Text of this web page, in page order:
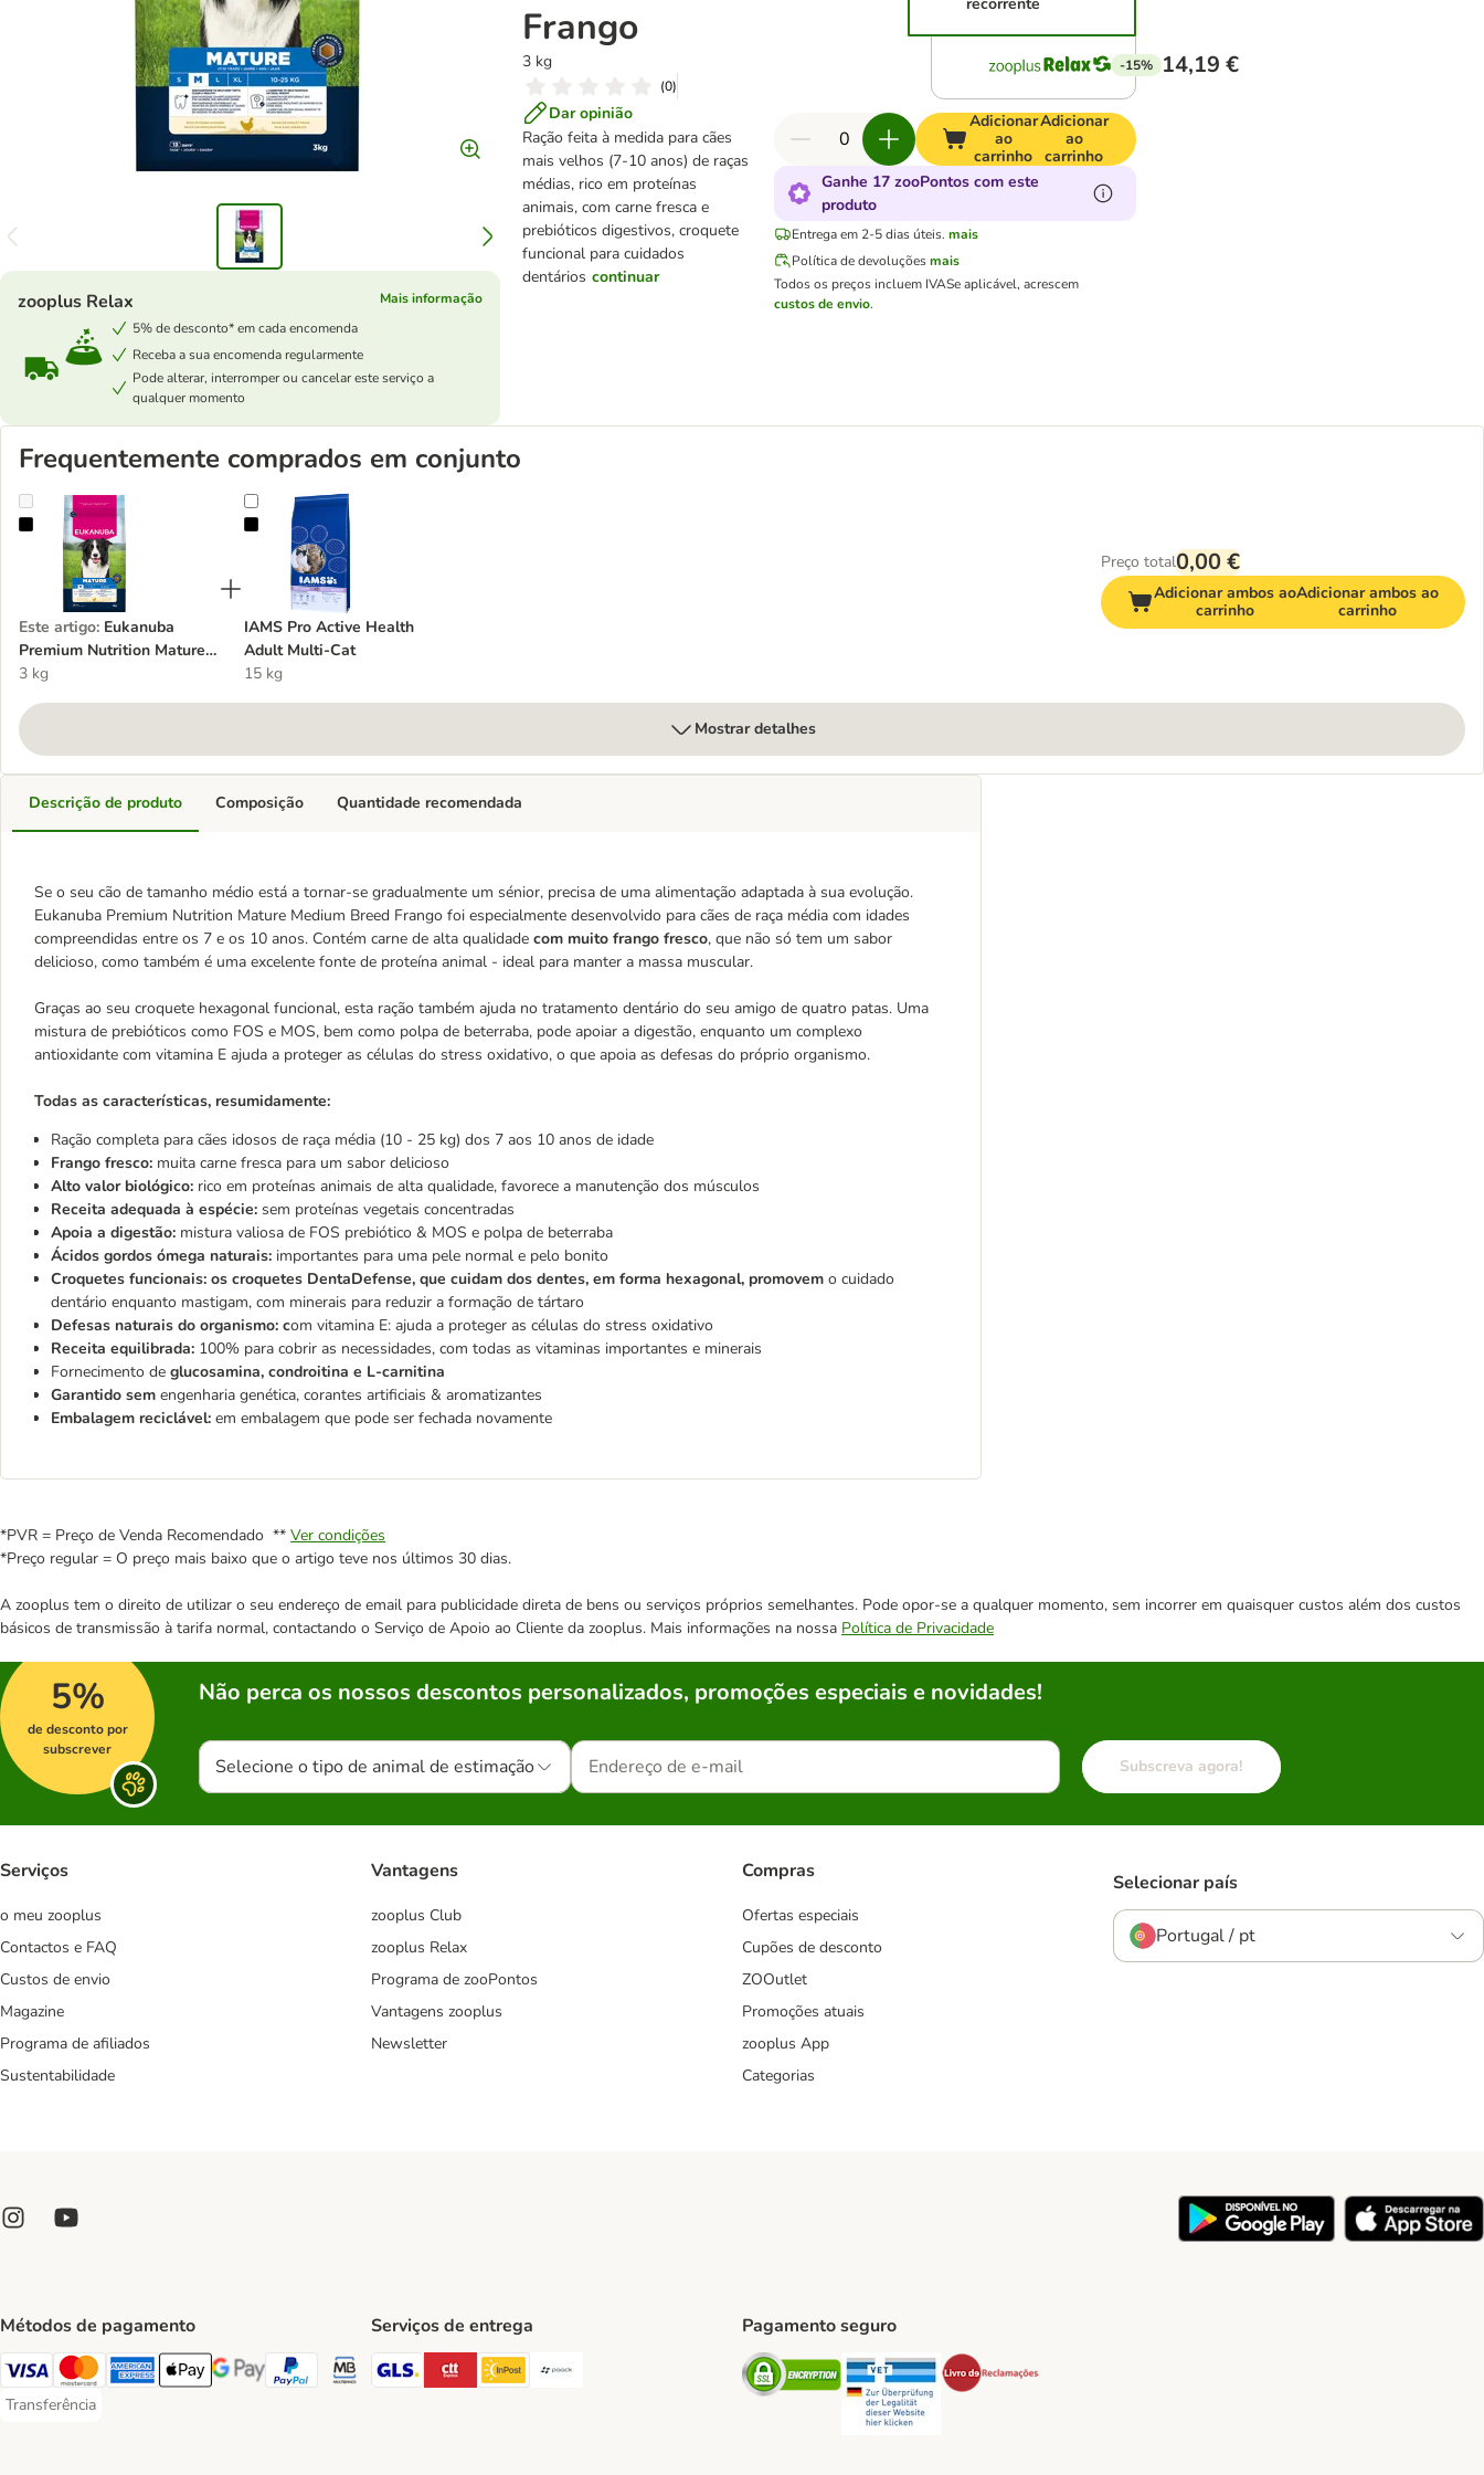
Frango
3 kg
(0)
Dar opinião
Ração feita à medida para cães
mais velhos (7-10 anos) de raças
médias, rico em proteínas
animais, com carne fresca e
prebióticos digestivos, croquete
funcional para cuidados
dentários continuar
zooplus Relax
Mais informação
5% de desconto* em cada encomenda
Receba a sua encomenda regularmente
Pode alterar, interromper ou cancelar este serviço a
qualquer momento
-15% 14,19 €
Adicionar
ao
carrinho
Adicionar
ao
carrinho
Ganhe 17 zooPontos com este
produto
Entrega em 2-5 dias úteis. mais
Política de devoluções mais
Todos os preços incluem IVASe aplicável, acrescem
custos de envio.
Frequentemente comprados em conjunto
Eukanuba Premium Nutrition Mature Medium Breed Frango
Este artigo: Eukanuba
Premium Nutrition Mature
Medium Breed Frango
3 kg
IAMS Pro Active Health Adult Multi-Cat
IAMS Pro Active Health
Adult Multi-Cat
15 kg
Preço total0,00 €
Adicionar ambos ao
carrinho
Adicionar ambos ao
carrinho
Mostrar detalhes
Descrição de produto
Se o seu cão de tamanho médio está a tornar-se gradualmente um sénior, precisa de uma alimentação adaptada à sua evolução.
Eukanuba Premium Nutrition Mature Medium Breed Frango foi especialmente desenvolvido para cães de raça média com idades
compreendidas entre os 7 e os 10 anos. Contém carne de alta qualidade com muito frango fresco, que não só tem um sabor
delicioso, como também é uma excelente fonte de proteína animal - ideal para manter a massa muscular.
Graças ao seu croquete hexagonal funcional, esta ração também ajuda no tratamento dentário do seu amigo de quatro patas. Uma
mistura de prebióticos como FOS e MOS, bem como polpa de beterraba, pode apoiar a digestão, enquanto um complexo
antioxidante com vitamina E ajuda a proteger as células do stress oxidativo, o que apoia as defesas do próprio organismo.
Todas as características, resumidamente:
Ração completa para cães idosos de raça média (10 - 25 kg) dos 7 aos 10 anos de idade
Frango fresco: muita carne fresca para um sabor delicioso
Alto valor biológico: rico em proteínas animais de alta qualidade, favorece a manutenção dos músculos
Receita adequada à espécie: sem proteínas vegetais concentradas
Apoia a digestão: mistura valiosa de FOS prebiótico & MOS e polpa de beterraba
Ácidos gordos ómega naturais: importantes para uma pele normal e pelo bonito
Croquetes funcionais: os croquetes DentaDefense, que cuidam dos dentes, em forma hexagonal, promovem o cuidado
dentário enquanto mastigam, com minerais para reduzir a formação de tártaro
Defesas naturais do organismo: com vitamina E: ajuda a proteger as células do stress oxidativo
Receita equilibrada: 100% para cobrir as necessidades, com todas as vitaminas importantes e minerais
Fornecimento de glucosamina, condroitina e L-carnitina
Garantido sem engenharia genética, corantes artificiais & aromatizantes
Embalagem reciclável: em embalagem que pode ser fechada novamente
Composição Quantidade recomendada
*PVR = Preço de Venda Recomendado ** Ver condições
*Preço regular = O preço mais baixo que o artigo teve nos últimos 30 dias.
A zooplus tem o direito de utilizar o seu endereço de email para publicidade direta de bens ou serviços próprios semelhantes. Pode opor-se a qualquer momento, sem incorrer em quaisquer custos além dos custos
básicos de transmissão à tarifa normal, contactando o Serviço de Apoio ao Cliente da zooplus. Mais informações na nossa Política de Privacidade
5%
de desconto por
subscrever
Não perca os nossos descontos personalizados, promoções especiais e novidades!
Selecione o tipo de animal de estimação Subscreva agora!
Serviços
o meu zooplus
Contactos e FAQ
Custos de envio
Magazine
Programa de afiliados
Sustentabilidade
Vantagens
zooplus Club
zooplus Relax
Programa de zooPontos
Vantagens zooplus
Newsletter
Compras
Ofertas especiais
Cupões de desconto
ZOOutlet
Promoções atuais
zooplus App
Categorias
Selecionar país
Portugal / pt
Métodos de pagamento
Visa Payment Method
Mastercard Payment Method
American Express Payment Method
Apple Pay Payment Method
Google Pay Payment Method
PayPal Payment Method
Multibanco Payment Method
Transferência
Transferência Payment Method
Serviços de entrega
GLS Shipping Method
CTTExpress Shipping Method
InPost Shipping Method
Paack Shipping Method
Pagamento seguro
Security Security